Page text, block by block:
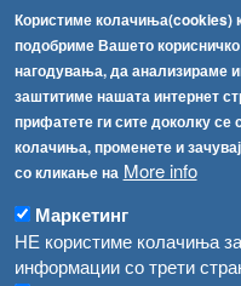
Користиме колачиња(cookies)
подобриме Вашето
нагодувања, да анализираме
заштитиме нашата интернет
прифатете ги сите доколку се
колачиња, променете и
со кликање на More info
Маркетинг
НЕ користиме колачиња
информации со трети
Факс:+389 2 2457 871
info@fva.gov.mk
[АХВ-претходна страна]
Соопштенија
Република Бугарија ги засили официјалните контроли при увоз на свежо овошје и зеленчук
Високите температури ризик од труење со храна, опасни се и за животните
Водата во Гостивар може да се користи како техничка, продолжува испораката на флаширана вода
Архива
Обрасци